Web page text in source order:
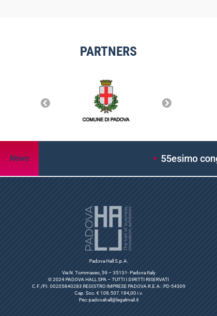
PARTNERS
News 55esimo
Padova Hall S.p.A.
Via N. Tommaseo, 59 – 35131- Padova Italy
© 2024 PADOVA HALL SPA – TUTTI I DIRITTI RISERVATI
C.F./P.I. 00205840283 REGISTRO IMPRESE PADOVA R.E.A.: PD-54309
Cap. Soc. € 108.507.184,00 i.v.
Pec:padovahall@legalmail.it